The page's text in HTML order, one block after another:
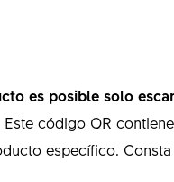
es posible solo
Este código QR
específico. Consta